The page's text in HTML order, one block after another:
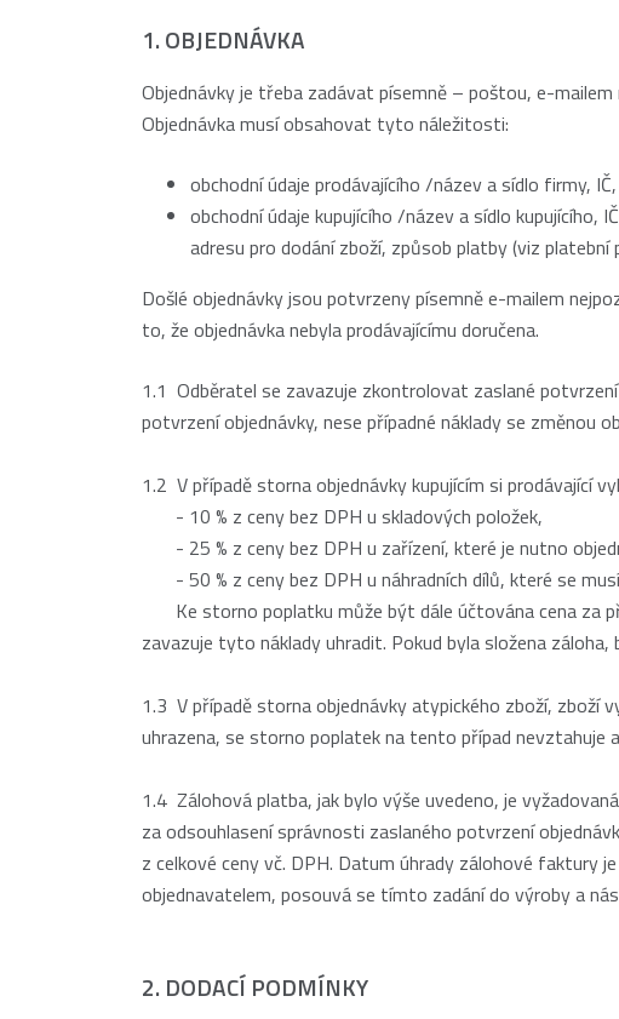
1. OBJEDNÁVKA
Objednávky je třeba zadávat písemně – poštou, e-
Objednávka musí obsahovat tyto náležitosti:
obchodní údaje prodávajícího /název a sídlo firmy,
obchodní údaje kupujícího /název a sídlo kupujícího,
adresu pro dodání zboží, způsob platby (viz platební
Došlé objednávky jsou potvrzeny písemně e-mailem
to, že objednávka nebyla prodávajícímu doručena.
1.1 Odběratel se zavazuje zkontrolovat zaslané
potvrzení objednávky, nese případné náklady se změnou
1.2 V případě storna objednávky kupujícím si prodávající
- 10 % z ceny bez DPH u skladových položek,
- 25 % z ceny bez DPH u zařízení, které je nutno
- 50 % z ceny bez DPH u náhradních dílů, které se
Ke storno poplatku může být dále účtována cena za
zavazuje tyto náklady uhradit. Pokud byla složena
1.3 V případě storna objednávky atypického zboží, zboží
uhrazena, se storno poplatek na tento případ nevztahuje
1.4 Zálohová platba, jak bylo výše uvedeno, je
za odsouhlasení správnosti zaslaného potvrzení
z celkové ceny vč. DPH. Datum úhrady zálohové faktury
objednavatelem, posouvá se tímto zadání do výroby a
2. DODACÍ PODMÍNKY